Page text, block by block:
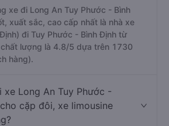
xe đi Long An Tuy Phước - Bình
xuất sắc, cao cấp nhất là nhà xe
đi Tuy Phước - Bình Định từ
lượng là 4.8/5 dựa trên 1730
hàng).
xe Long An Tuy Phước -
cặp đôi, xe limousine